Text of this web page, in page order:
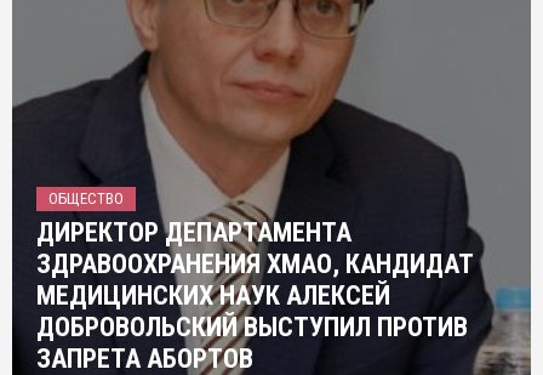
ОБЩЕСТВО
ДИРЕКТОР ДЕПАРТАМЕНТА
ЗДРАВООХРАНЕНИЯ ХМАО, КАНДИДАТ
МЕДИЦИНСКИХ НАУК АЛЕКСЕЙ
ДОБРОВОЛЬСКИЙ ВЫСТУПИЛ ПРОТИВ
ЗАПРЕТА АБОРТОВ